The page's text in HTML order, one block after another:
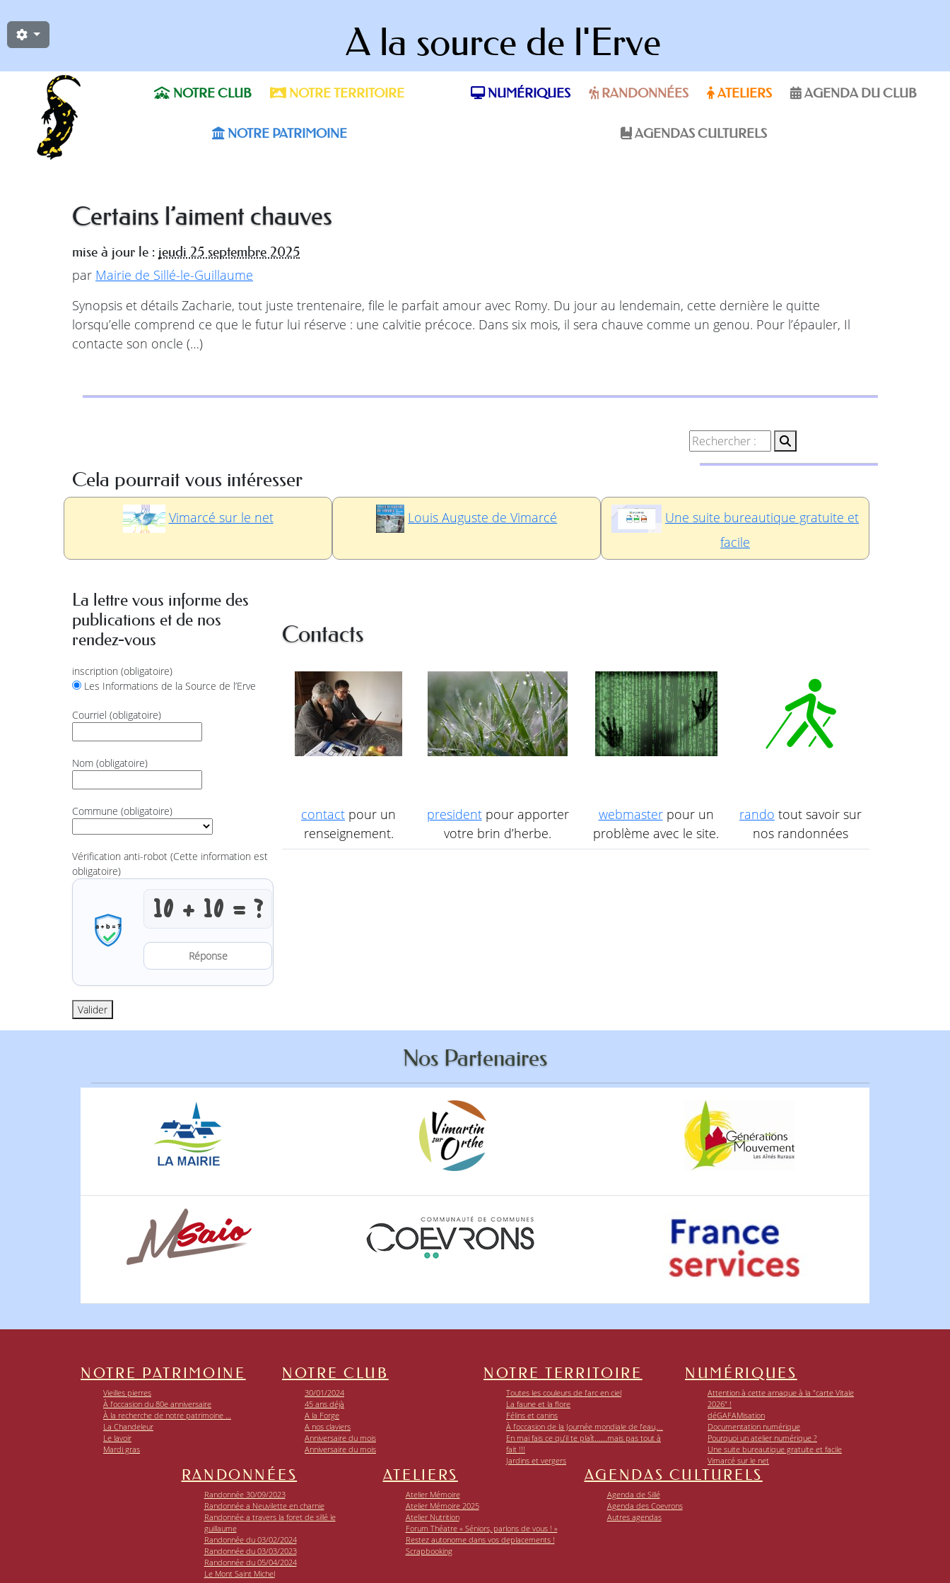
A la source de l'Erve
NOTRE CLUB NOTRE TERRITOIRE
NOTRE PATRIMOINE
NUMÉRIQUES RANDONNÉES ATELIERS AGENDA DU CLUB
AGENDAS CULTURELS
Certains l’aiment chauves
mise à jour le : jeudi 25 septembre 2025
par Mairie de Sillé-le-Guillaume
Synopsis et détails Zacharie, tout juste trentenaire, file le parfait amour avec Romy. Du jour au lendemain, cette dernière le quitte
lorsqu’elle comprend ce que le futur lui réserve : une calvitie précoce. Dans six mois, il sera chauve comme un genou. Pour l’épauler, Il
contacte son oncle (…)
Cela pourrait vous intéresser
Vimarcé sur le net Louis Auguste de Vimarcé
Une suite bureautique gratuite et
facile
La lettre vous informe des
publications et de nos
rendez-vous
inscription (obligatoire)
Les Informations de la Source de l’Erve
Courriel (obligatoire)
Nom (obligatoire)
Commune (obligatoire)
Vérification anti-robot (Cette information est
obligatoire)
Résoudre l’addition anti-robot
Valider
Contacts
contact pour un
renseignement.
presidentpour apporter
votre brin d’herbe.
webmasterpour un
problème avec le site.
rando tout savoir sur
nos randonnées
Nos Partenaires
NOTRE PATRIMOINE
Vieilles pierres
À l’occasion du 80e anniversaire
À la recherche de notre patrimoine …
La Chandeleur
Le lavoir
Mardi gras
NOTRE CLUB
30/01/2024
45 ans déjà
A la Forge
A nos claviers
Anniversaire du mois
Anniversaire du mois
NOTRE TERRITOIRE
Toutes les couleurs de l’arc en ciel
La faune et la flore
Félins et canins
À l’occasion de la Journée mondiale de l’eau,...
En mai fais ce qu’il te plaît......mais pas tout à
fait !!!
Jardins et vergers
NUMÉRIQUES
Attention à cette arnaque à la "carte Vitale
2026" !
déGAFAMisation
Documentation numérique
Pourquoi un atelier numérique ?
Une suite bureautique gratuite et facile
Vimarcé sur le net
RANDONNÉES
Randonnée 30/09/2023
Randonnée a Neuvilette en charnie
Randonnée a travers la foret de sillé le
guillaume
Randonnée du 03/02/2024
Randonnée du 03/03/2023
Randonnée du 05/04/2024
Le Mont Saint Michel
ATELIERS
Atelier Mémoire
Atelier Mémoire 2025
Atelier Nutrition
Forum Théatre « Séniors, parlons de vous ! »
Restez autonome dans vos deplacements !
Scrapbooking
AGENDAS CULTURELS
Agenda de Sillé
Agenda des Coevrons
Autres agendas